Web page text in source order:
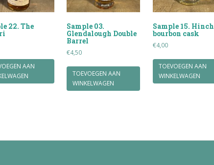
22. The
AAN
Sample 03.
Glendalough Double
Barrel
€4,50
TOEVOEGEN AAN
WINKELWAGEN
Sample 15. Hinch
bourbon cask
€4,00
TOEVOEGEN AAN
WINKELWAGEN